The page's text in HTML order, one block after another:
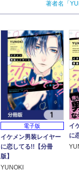
著者名「
電子版
イケメン男装レイヤー
に恋してる!!【分冊
版】
YUNOKI
イ
に